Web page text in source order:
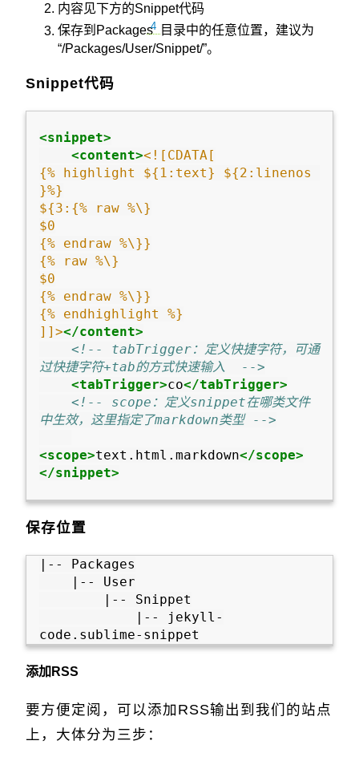
内容见下方的Snippet代码
保存到Packages4 目录中的任意位置，建议为
“/Packages/User/Snippet/”。
Snippet代码
<snippet>
<content><![CDATA[
{% highlight ${1:text} ${2:linenos
}%}
${3:{% raw %\}
$0
{% endraw %\}}
{% raw %\}
$0
{% endraw %\}}
{% endhighlight %}
]]></content>
<!-- tabTrigger：定义快捷字符，可通
过快捷字符+tab的方式快速输入  -->
<tabTrigger>co</tabTrigger>
<!-- scope：定义snippet在哪类文件
中生效，这里指定了markdown类型 -->
<scope>text.html.markdown</scope>
</snippet>
保存位置
|-- Packages
添加RSS
要方便定阅，可以添加RSS输出到我们的站点
上，大体分为三步：